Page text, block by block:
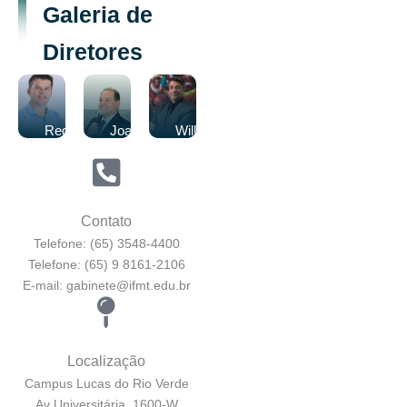
Galeria de
Diretores
Reginaldo Joao
Neto
Willian
Contato
Telefone: (65) 3548-4400
Telefone: (65) 9 8161-2106
E-mail: gabinete@ifmt.edu.br
Localização
Campus Lucas do Rio Verde